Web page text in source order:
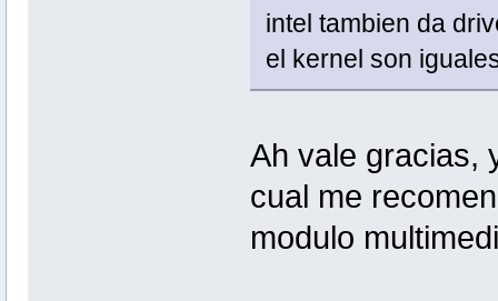
intel tambien da
el kernel son
Ah vale gracias,
cual me
modulo